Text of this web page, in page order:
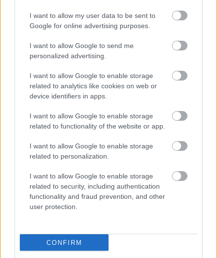
I want to allow my user data to be sent to
Google for online advertising purposes.
I want to allow Google to send me
personalized advertising.
I want to allow Google to enable storage
related to analytics like cookies on web or
device identifiers in apps.
I want to allow Google to enable storage
related to functionality of the website or app.
I want to allow Google to enable storage
related to personalization.
I want to allow Google to enable storage
related to security, including authentication
functionality and fraud prevention, and other
user protection.
CONFIRM
szobrot állítottak neki. Simenon A londoni
férfi című könyve szolgált Tarr Béla 2008-ban
Simenon 1940 nyarán gyomorpanaszaival
csupán két éve van hátra. Valójában még
negyvenkilenc, rendkívül termékeny
lausanne-i otthonában hunyt el.